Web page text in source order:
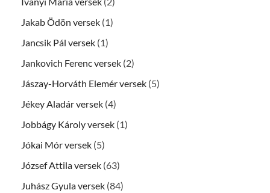
Jakab Ödön versek (1)
Jancsik Pál versek (1)
Jankovich Ferenc versek (2)
Jászay-Horváth Elemér versek (5)
Jékey Aladár versek (4)
Jobbágy Károly versek (1)
Jókai Mór versek (5)
József Attila versek (63)
Juhász Gyula versek (84)